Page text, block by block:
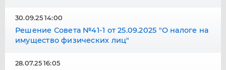
Решение Совета №41-1 от 25.09.2025 "О налоге на
имущество физических лиц"
30.09.25 14:00
28.07.25 16:05